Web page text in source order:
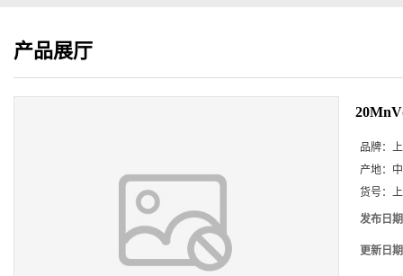
产品展厅
品牌：
产地：
货号：
发布日
更新日